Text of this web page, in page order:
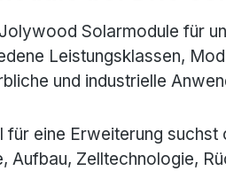
Solarmodule für
Leistungsklassen,
und industrielle
für eine Erweiterung
Aufbau, Zelltechnologie,